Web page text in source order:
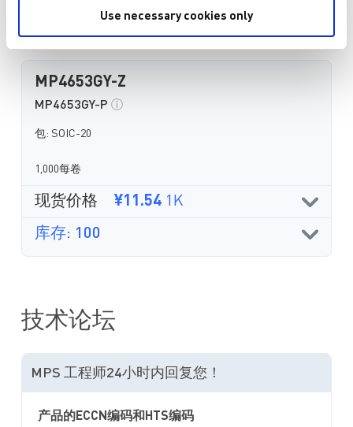
Use necessary cookies only
直接从MPS购买
MP4653GY-Z
MP4653GY-P
包: SOIC-20
1,000每卷
现货价格 ¥11.54 1K
库存: 100
技术论坛
MPS 工程师24小时内回复您！
产品的ECCN编码和HTS编码